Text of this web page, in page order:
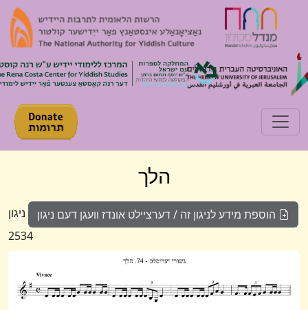
Toggle navigation
הלך
הוספת מידע לניגון זה / דערציילט אונדז וועגן דעם ניגון ניגון
2534